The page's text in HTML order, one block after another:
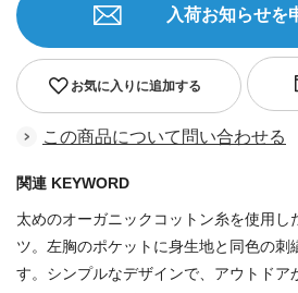
お気に入りに追加する
入荷お知らせを
この商品について問い合わせる
関連 KEYWORD
太めのオーガニックコットン糸を使用し
ツ。左胸のポケットに身生地と同色の刺
す。シンプルなデザインで、アウトドア